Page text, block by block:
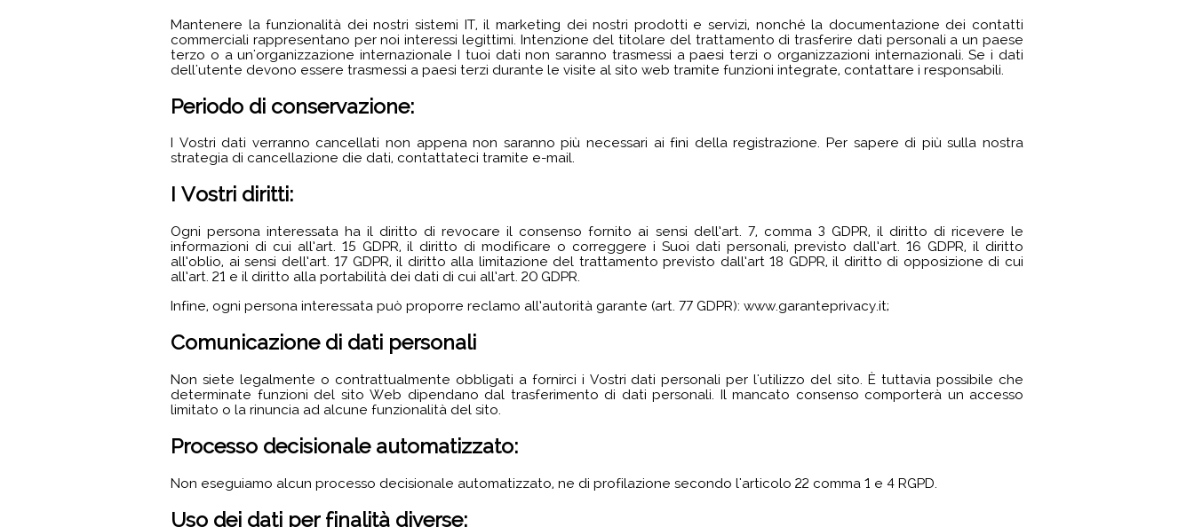
Mantenere la funzionalità dei nostri sistemi IT, il marketing dei nostri prodotti e servizi, nonché la documentazione dei contatti
commerciali rappresentano per noi interessi legittimi. Intenzione del titolare del trattamento di trasferire dati personali a un paese
terzo o a un'organizzazione internazionale I tuoi dati non saranno trasmessi a paesi terzi o organizzazioni internazionali. Se i dati
dell'utente devono essere trasmessi a paesi terzi durante le visite al sito web tramite funzioni integrate, contattare i responsabili.
Periodo di conservazione:
I Vostri dati verranno cancellati non appena non saranno più necessari ai fini della registrazione. Per sapere di più sulla nostra
strategia di cancellazione die dati, contattateci tramite e-mail.
I Vostri diritti:
Ogni persona interessata ha il diritto di revocare il consenso fornito ai sensi dell’art. 7, comma 3 GDPR, il diritto di ricevere le
informazioni di cui all’art. 15 GDPR, il diritto di modificare o correggere i Suoi dati personali, previsto dall’art. 16 GDPR, il diritto
all’oblio, ai sensi dell’art. 17 GDPR, il diritto alla limitazione del trattamento previsto dall’art 18 GDPR, il diritto di opposizione di cui
all’art. 21 e il diritto alla portabilità dei dati di cui all’art. 20 GDPR.
Infine, ogni persona interessata può proporre reclamo all’autorità garante (art. 77 GDPR): www.garanteprivacy.it;
Comunicazione di dati personali
Non siete legalmente o contrattualmente obbligati a fornirci i Vostri dati personali per l'utilizzo del sito. È tuttavia possibile che
determinate funzioni del sito Web dipendano dal trasferimento di dati personali. Il mancato consenso comporterà un accesso
limitato o la rinuncia ad alcune funzionalità del sito.
Processo decisionale automatizzato:
Non eseguiamo alcun processo decisionale automatizzato, ne di profilazione secondo l'articolo 22 comma 1 e 4 RGPD.
Uso dei dati per finalità diverse: